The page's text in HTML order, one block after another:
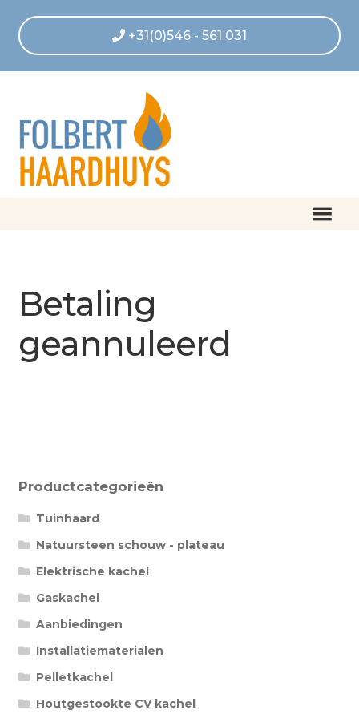
+31(0)546 - 561 031
Algemene voorwaarden
Betaling geannuleerd
Installatieservice
Klantenservice
Betaalmethode
Betaling
geannuleerd
Productcategorieën
Tuinhaard
Natuursteen schouw - plateau
Elektrische kachel
Gaskachel
Aanbiedingen
Installatiematerialen
Pelletkachel
Houtgestookte CV kachel